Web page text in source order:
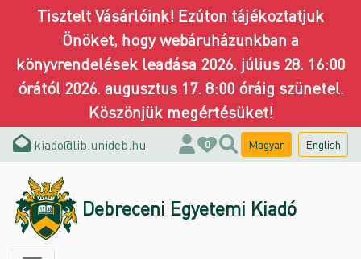
Tisztelt Vásárlóink! Ezúton tájékoztatjuk
Önöket, hogy webáruházunkban a
könyvrendelések leadása 2026. július 28. 16:00
órától 2026. augusztus 17. 8:00 óráig szünetel.
Köszönjük megértésüket!
kiado@lib.unideb.hu 0 Magyar English
Debreceni Egyetemi Kiadó